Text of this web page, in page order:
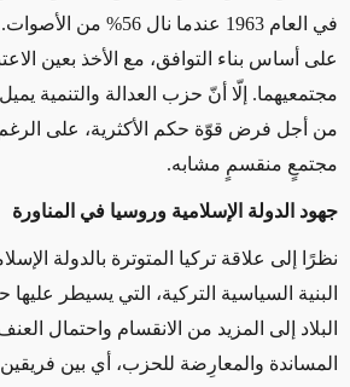
في العام 1963 عندما
على أساس بناء التوافق، مع الأخذ بعين
مجتمعيهما. إلّا أنّ حزب العدالة والتنمية
من أجل فرض قوّة حكم الأكثرية، على
مجتمعٍ منقسمٍ مشابه.
جهود الدولة الإسلامية وروسيا في المناورة
نظرًا إلى علاقة تركيا المتوترة بالدولة
البنية السياسية التركية، التي يسيطر عليها
البلاد إلى المزيد من الانقسام واحتمال
المساندة والمعارِضة للحزب، أي بين